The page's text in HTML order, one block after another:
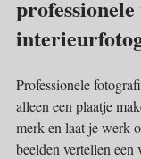
Professionele
alleen een plaatje
merk en laat je werk
beelden vertellen een